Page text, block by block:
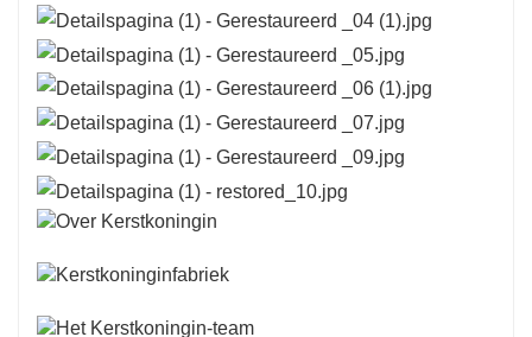
expressie en creativiteit in uw decoratiestijl. Dit
model is met name aantrekkelijk voor diegenen
die een statement willen maken met hun
kerstversiering.